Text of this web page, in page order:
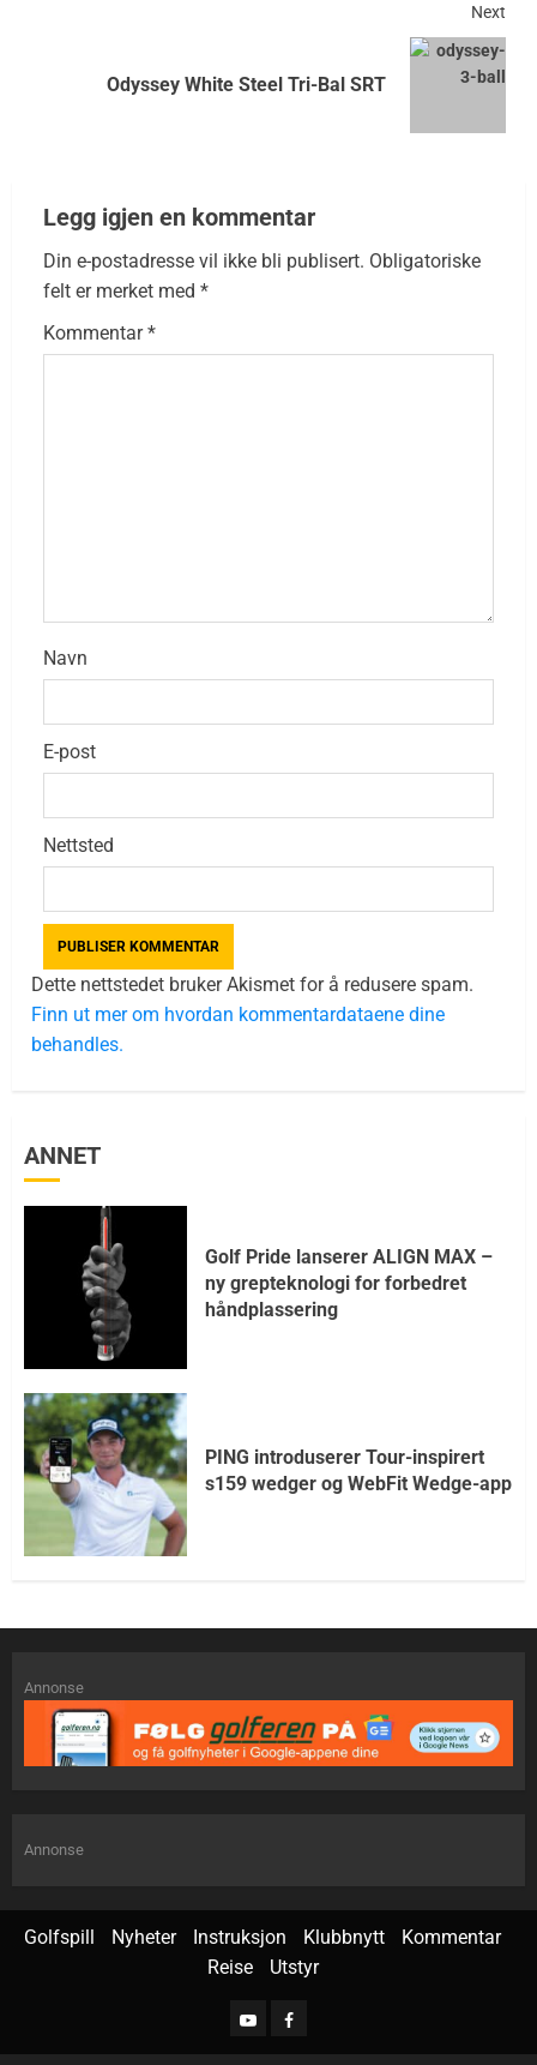
Next
Odyssey White Steel Tri-Bal SRT
Legg igjen en kommentar
Din e-postadresse vil ikke bli publisert. Obligatoriske
felt er merket med *
Kommentar*
Navn
E-post
Nettsted
Dette nettstedet bruker Akismet for å redusere spam.
Finn ut mer om hvordan kommentardataene dine
behandles.
ANNET
Golf Pride lanserer ALIGN MAX –
ny grepteknologi for forbedret
håndplassering
PING introduserer Tour-inspirert
s159 wedger og WebFit Wedge-app
Annonse
Annonse
Golfspill Nyheter Instruksjon Klubbnytt
Kommentar
Reise
Utstyr